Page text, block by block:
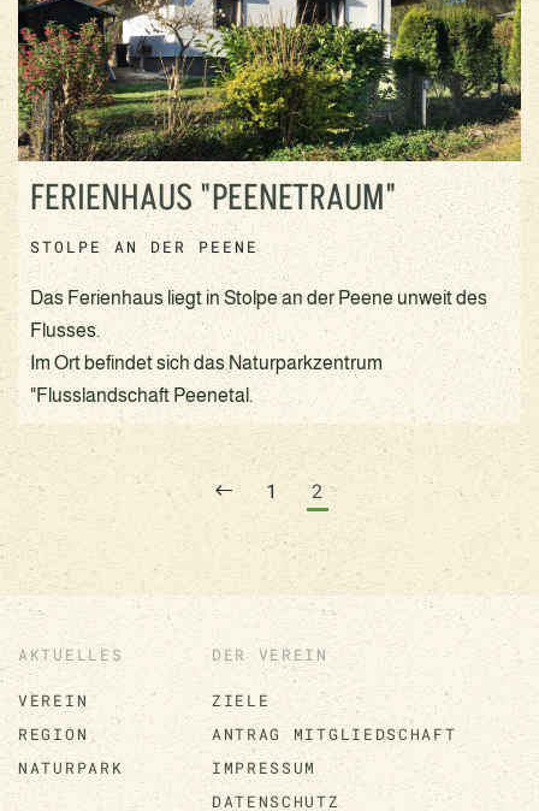
FERIENHAUS "PEENETRAUM"
STOLPE AN DER PEENE
Das Ferienhaus liegt in Stolpe an der Peene unweit des
Flusses.
Im Ort befindet sich das Naturparkzentrum
"Flusslandschaft Peenetal.
1 2
AKTUELLES
VEREIN
REGION
NATURPARK
DER VEREIN
ZIELE
ANTRAG MITGLIEDSCHAFT
IMPRESSUM
DATENSCHUTZ